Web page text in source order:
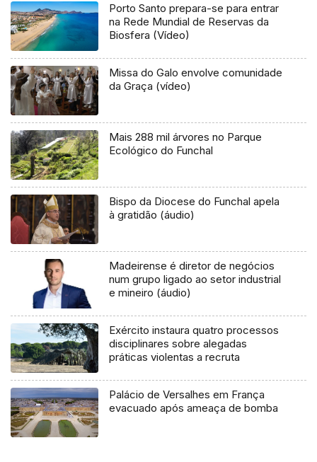
Porto Santo prepara-se para entrar
na Rede Mundial de Reservas da
Biosfera (Vídeo)
Missa do Galo envolve comunidade
da Graça (vídeo)
Mais 288 mil árvores no Parque
Ecológico do Funchal
Bispo da Diocese do Funchal apela
à gratidão (áudio)
Madeirense é diretor de negócios
num grupo ligado ao setor industrial
e mineiro (áudio)
Exército instaura quatro processos
disciplinares sobre alegadas
práticas violentas a recruta
Palácio de Versalhes em França
evacuado após ameaça de bomba